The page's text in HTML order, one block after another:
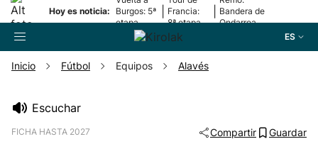
Hoy es noticia:
Burgos: 5ª
etapa
Francia:
8ª etapa
Bandera de
Ondarroa
ES
Inicio Fútbol Equipos Alavés
Escuchar
FICHA HASTA 2027 Compartir Guardar